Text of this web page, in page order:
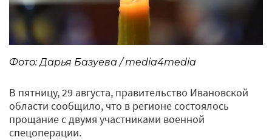
Фото: Дарья Базуева / media4media
В пятницу, 29 августа, правительство Ивановской
области сообщило, что в регионе состоялось
прощание с двумя участниками военной
спецоперации.